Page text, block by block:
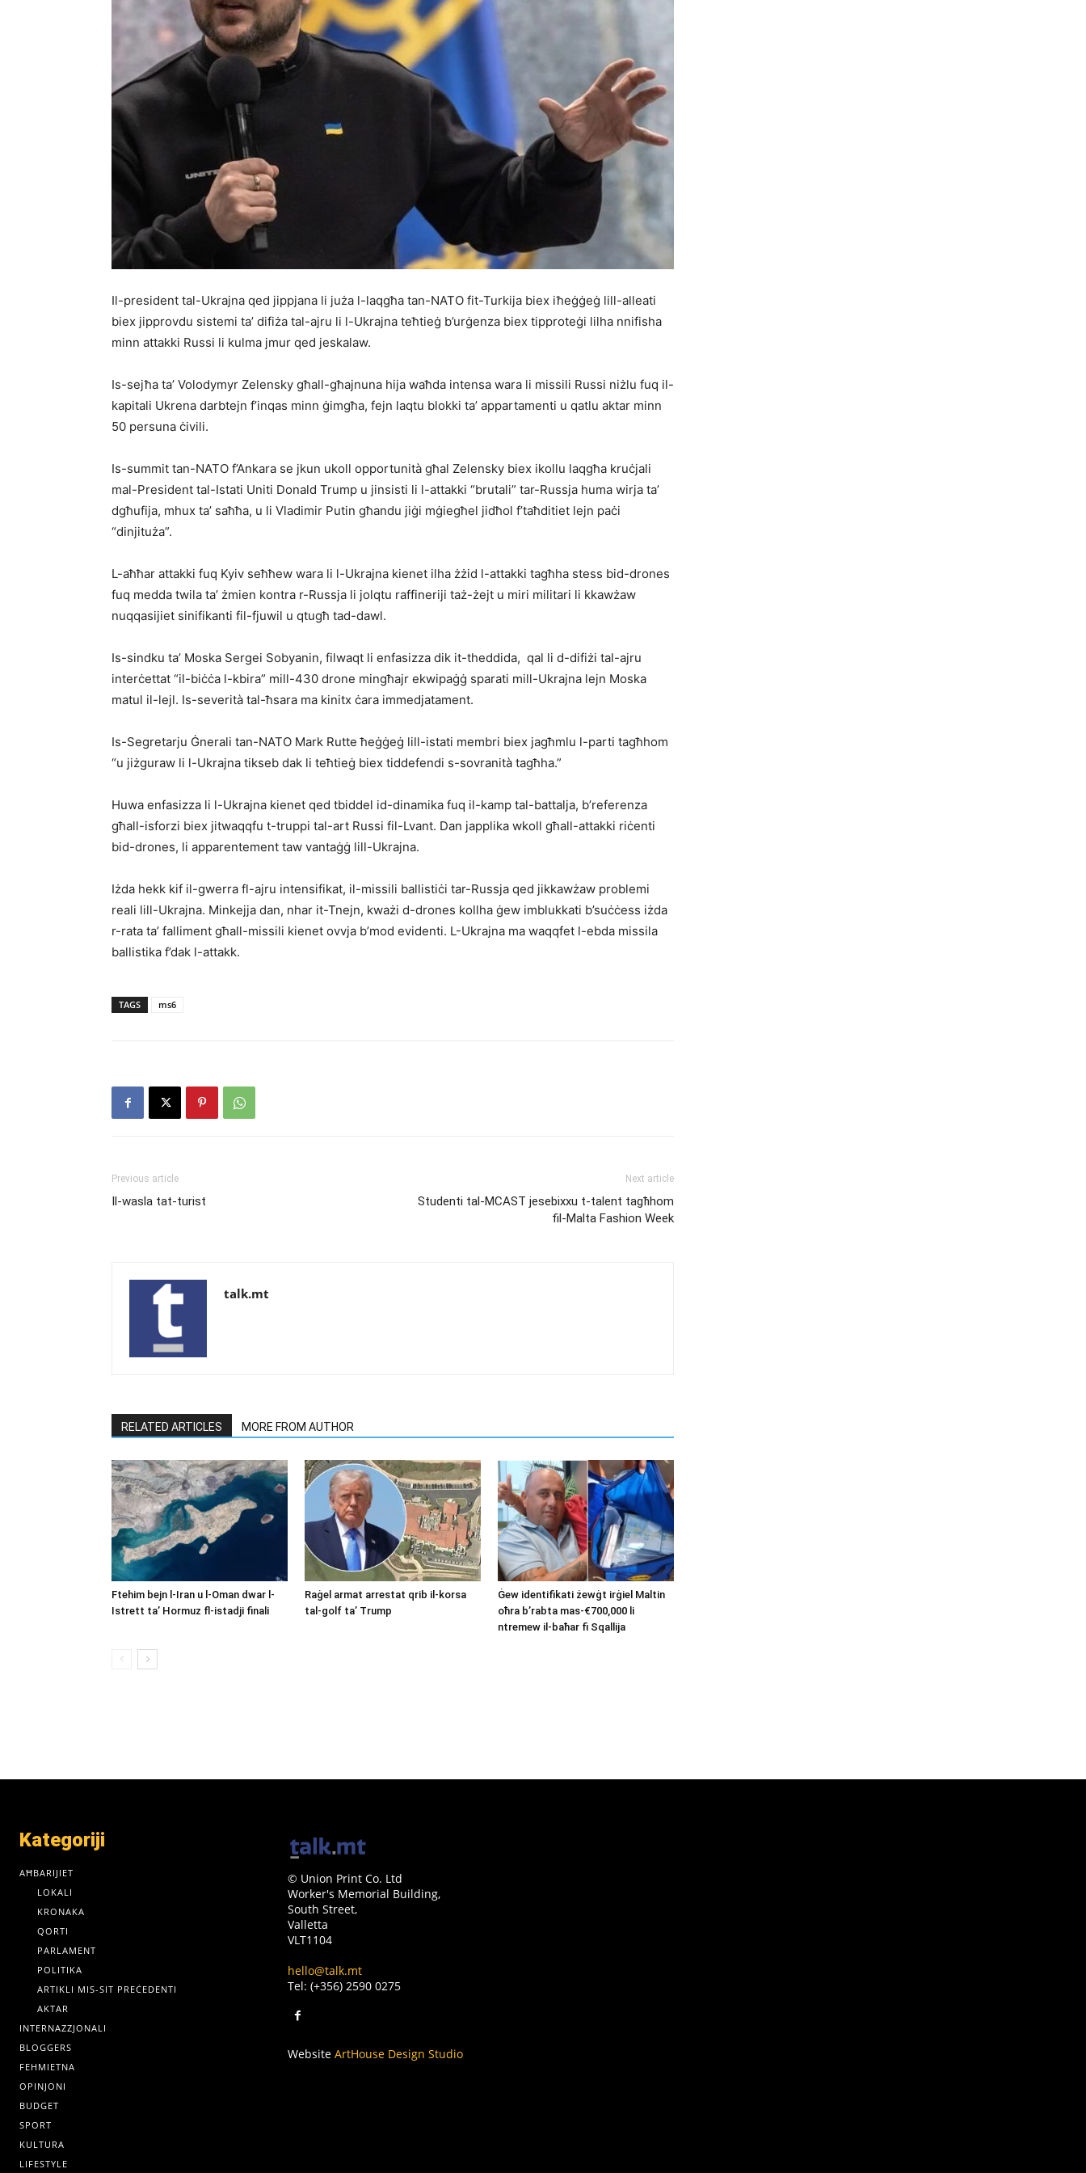
Il-president tal-Ukrajna qed jippjana li juża l-laqgħa tan-NATO fit-Turkija biex iħeġġeġ lill-alleati
biex jipprovdu sistemi ta’ difiża tal-ajru li l-Ukrajna teħtieġ b’urġenza biex tipproteġi lilha nnifisha
minn attakki Russi li kulma jmur qed jeskalaw.
Is-sejħa ta’ Volodymyr Zelensky għall-għajnuna hija waħda intensa wara li missili Russi niżlu fuq il-
kapitali Ukrena darbtejn f’inqas minn ġimgħa, fejn laqtu blokki ta’ appartamenti u qatlu aktar minn
50 persuna ċivili.
Is-summit tan-NATO f’Ankara se jkun ukoll opportunità għal Zelensky biex ikollu laqgħa kruċjali
mal-President tal-Istati Uniti Donald Trump u jinsisti li l-attakki “brutali” tar-Russja huma wirja ta’
dgħufija, mhux ta’ saħħa, u li Vladimir Putin għandu jiġi mġiegħel jidħol f’taħditiet lejn paċi
“dinjituża”.
L-aħħar attakki fuq Kyiv seħħew wara li l-Ukrajna kienet ilha żżid l-attakki tagħha stess bid-drones
fuq medda twila ta’ żmien kontra r-Russja li jolqtu raffineriji taż-żejt u miri militari li kkawżaw
nuqqasijiet sinifikanti fil-fjuwil u qtugħ tad-dawl.
Is-sindku ta’ Moska Sergei Sobyanin, filwaqt li enfasizza dik it-theddida, qal li d-difiżi tal-ajru
interċettat “il-biċċa l-kbira” mill-430 drone mingħajr ekwipaġġ sparati mill-Ukrajna lejn Moska
matul il-lejl. Is-severità tal-ħsara ma kinitx ċara immedjatament.
Is-Segretarju Ġnerali tan-NATO Mark Rutte ħeġġeġ lill-istati membri biex jagħmlu l-parti tagħhom
“u jiżguraw li l-Ukrajna tikseb dak li teħtieġ biex tiddefendi s-sovranità tagħha.”
Huwa enfasizza li l-Ukrajna kienet qed tbiddel id-dinamika fuq il-kamp tal-battalja, b’referenza
għall-isforzi biex jitwaqqfu t-truppi tal-art Russi fil-Lvant. Dan japplika wkoll għall-attakki riċenti
bid-drones, li apparentement taw vantaġġ lill-Ukrajna.
Iżda hekk kif il-gwerra fl-ajru intensifikat, il-missili ballistiċi tar-Russja qed jikkawżaw problemi
reali lill-Ukrajna. Minkejja dan, nhar it-Tnejn, kważi d-drones kollha ġew imblukkati b’suċċess iżda
r-rata ta’ falliment għall-missili kienet ovvja b’mod evidenti. L-Ukrajna ma waqqfet l-ebda missila
ballistika f’dak l-attakk.
TAGS ms6
Previous article
Il-wasla tat-turist
Next article
Studenti tal-MCAST jesebixxu t-talent tagħhom
fil-Malta Fashion Week
talk.mt
RELATED ARTICLES MORE FROM AUTHOR
Ftehim bejn l-Iran u l-Oman dwar l-
Istrett ta’ Hormuz fl-istadji finali
Raġel armat arrestat qrib il-korsa
tal-golf ta’ Trump
Ġew identifikati żewġt irġiel Maltin
oħra b’rabta mas-€700,000 li
ntremew il-baħar fi Sqallija
Kategoriji
AĦBARIJIET
LOKALI
KRONAKA
QORTI
PARLAMENT
POLITIKA
ARTIKLI MIS-SIT PREĊEDENTI
AKTAR
INTERNAZZJONALI
BLOGGERS
FEHMIETNA
OPINJONI
BUDGET
SPORT
KULTURA
LIFESTYLE
© Union Print Co. Ltd
Worker's Memorial Building,
South Street,
Valletta
VLT1104
hello@talk.mt
Tel: (+356) 2590 0275
Website ArtHouse Design Studio